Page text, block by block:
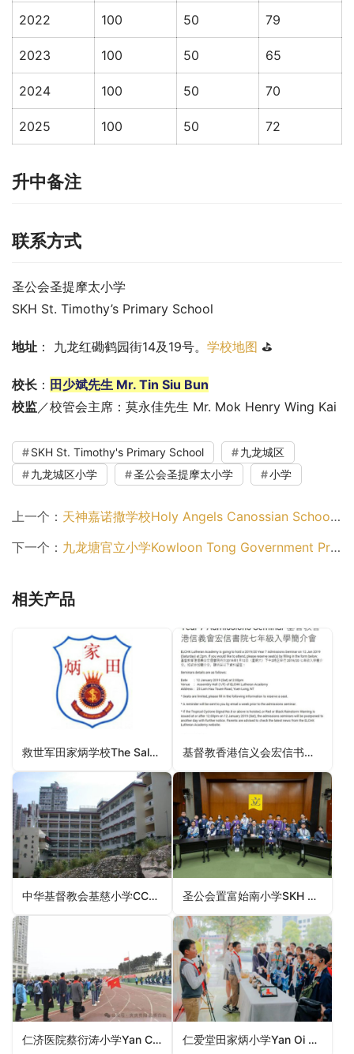
2022 100 50 79
2023 100 50 65
2024 100 50 70
2025 100 50 72
升中备注
联系方式
圣公会圣提摩太小学
SKH St. Timothy’s Primary School
地址 ： 九龙红磡鹤园街14及19号。 学校地图 ⛳
校长 ： 田少斌先生 Mr. Tin Siu Bun
校监 ／校管会主席：莫永佳先生 Mr. Mok Henry Wing Kai
SKH St. Timothy's Primary School
九龙城区
九龙城区小学
圣公会圣提摩太小学 小学
上一个： 天神嘉诺撒学校Holy Angels Canossian School（九龙城区小学）
下一个： 九龙塘官立小学Kowloon Tong Government Primary School（九龙城区小学）
相关产品
救世军田家炳学校The Salvation Army Tin Ka Ping School（沙田区小学） 基督教香港信义会宏信书院ELCHK Lutheran Academy（元朗区小学）
中华基督教会基慈小学CCC Kei Tsz Primary School（黄大仙区小学） 圣公会置富始南小学SKH Chi Fu Chi Nam Primary School（南区小学）
仁济医院蔡衍涛小学Yan Chai Hospital Choi Hin To Primary School（大埔区小学） 仁爱堂田家炳小学Yan Oi Tong Tin Ka Ping Primary School（西贡区小学）